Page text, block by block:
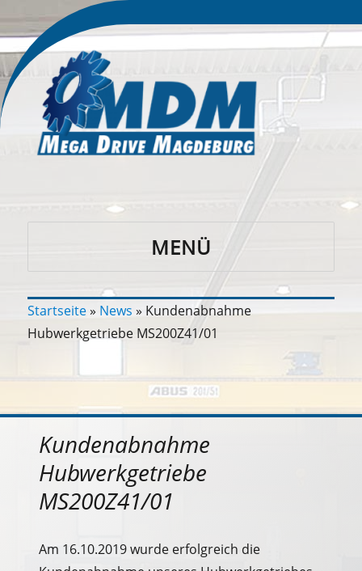
MENÜ
Startseite» News » Kundenabnahme
Hubwerkgetriebe MS200Z41/01
Kundenabnahme
Hubwerkgetriebe
MS200Z41/01
Am 16.10.2019 wurde erfolgreich die